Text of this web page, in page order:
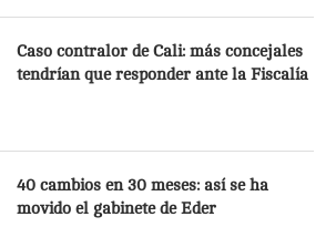
Caso contralor de Cali: más concejales
tendrían que responder ante la Fiscalía
40 cambios en 30 meses: así se ha
movido el gabinete de Eder